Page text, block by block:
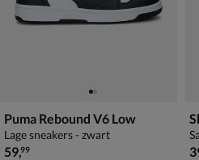
Puma Rebound V6 Low
Lage sneakers - zwart
€ 59,99
59,99 €